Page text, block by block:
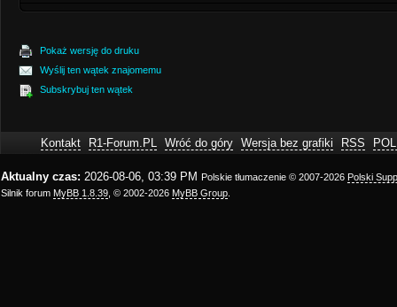
Pokaż wersję do druku
Wyślij ten wątek znajomemu
Subskrybuj ten wątek
Kontakt R1-Forum.PL Wróć do góry Wersja bez grafiki RSS
Aktualny czas: 2026-08-06, 03:39 PM Polskie tłumaczenie © 2007-2026 Polski
Silnik forum MyBB 1.8.39 , © 2002-2026 MyBB Group